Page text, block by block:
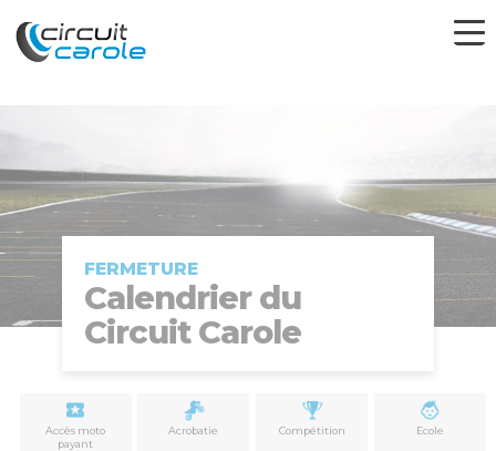
FERMETURE
Calendrier du
Circuit Carole
Accès moto
payant
Acrobatie Compétition Ecole